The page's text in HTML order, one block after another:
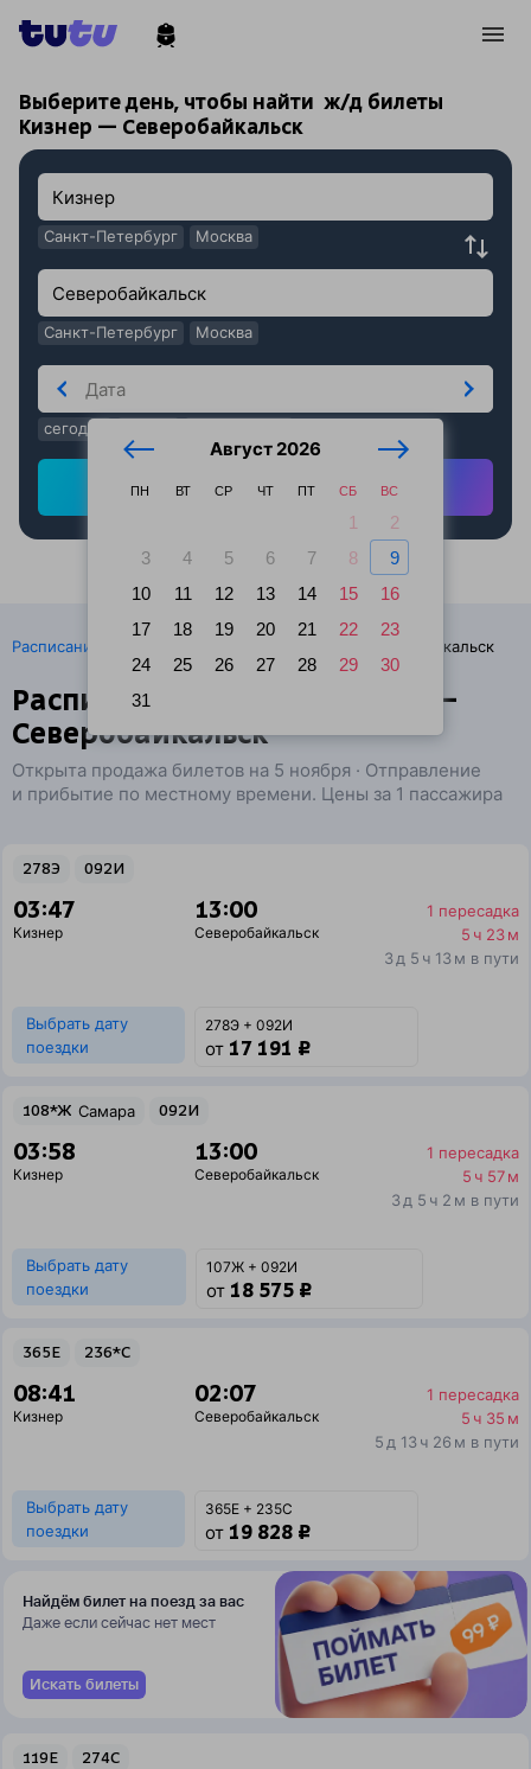
Выберите день, чтобы найти ж/д билеты
Кизнер — Северобайкальск
Санкт-Петербург Москва
Санкт-Петербург Москва
Август 2026
ПН ВТ СР ЧТ ПТ СБ ВС
1
2
3
4 5 6 7 8
9
10
11 12 13 14 15
16
17
18 19 20 21 22
23
24
25 26 27 28 29
30
31
сегодня
Найти ж/д билеты
Расписание поездов Ж/д билеты Кизнер → Северобайкальск
Расписание поездов Кизнер —
Северобайкальск
Открыта продажа билетов на 5 ноября · Отправление
и прибытие по местному времени. Цены за 1 пассажира
278Э 092И
03:47
Кизнер
13:00
Северобайкальск
1 пересадка
5 ч 23 м
3 д 5 ч 13 м в пути
Выбрать дату
поездки
278Э + 092И
от 17 191 ₽
108*Ж Самара 092И
03:58
Кизнер
13:00
Северобайкальск
1 пересадка
5 ч 57 м
3 д 5 ч 2 м в пути
Выбрать дату
поездки
107Ж + 092И
от 18 575 ₽
365Е 236*С
08:41
Кизнер
02:07
Северобайкальск
1 пересадка
5 ч 35 м
5 д 13 ч 26 м в пути
Выбрать дату
поездки
365Е + 235С
от 19 828 ₽
Найдём билет на поезд за вас
Даже если сейчас нет мест
Искать билеты
119Е 274С